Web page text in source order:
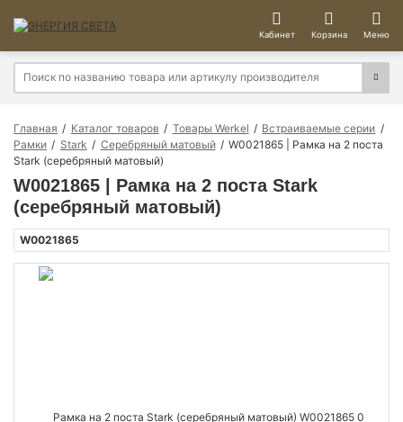
Кабинет Корзина Меню
Главная Каталог товаров Товары Werkel
Встраиваемые серии
Рамки
Stark Серебряный матовый
W0021865 | Рамка на 2 поста
Stark (серебряный матовый)
W0021865 | Рамка на 2 поста Stark
(серебряный матовый)
W0021865